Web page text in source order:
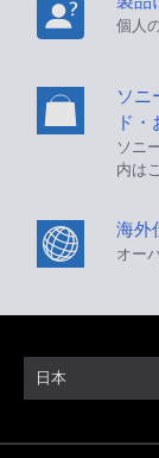
個人
ソニ
ド
ソニ
内は
海外
オー
日本